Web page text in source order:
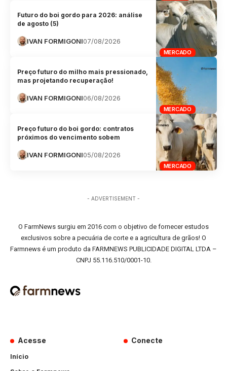
MERCADO
Futuro do boi gordo para 2026: análise
de agosto (5)
IVAN FORMIGONI07/08/2026
MERCADO
Preço futuro do milho mais pressionado,
mas projetando recuperação!
IVAN FORMIGONI06/08/2026
MERCADO
Preço futuro do boi gordo: contratos
próximos do vencimento sobem
IVAN FORMIGONI05/08/2026
- ADVERTISEMENT -
O FarmNews surgiu em 2016 com o objetivo de fornecer estudos
exclusivos sobre a pecuária de corte e a agricultura de grãos! O
Farmnews é um produto da FARMNEWS PUBLICIDADE DIGITAL LTDA –
CNPJ 55.116.510/0001-10.
Acesse
Início
Conecte